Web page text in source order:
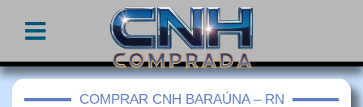
COMPRAR CNH BARAÚNA – RN